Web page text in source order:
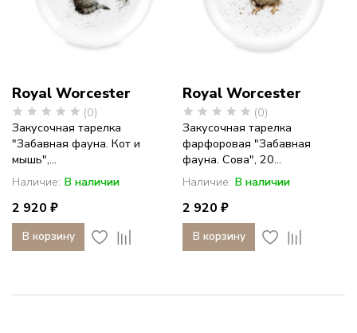
Royal Worcester
(0)
Закусочная тарелка
"Забавная фауна. Кот и
мышь",...
Наличие: В наличии
2 920 ₽
В корзину
Royal Worcester
(0)
Закусочная тарелка
фарфоровая "Забавная
фауна. Сова", 20...
Наличие: В наличии
2 920 ₽
В корзину